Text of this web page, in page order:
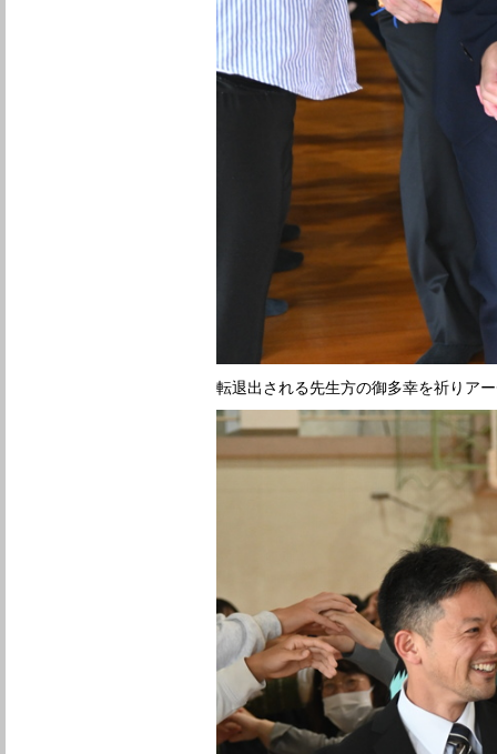
転退出される先生方の御多幸を祈りア